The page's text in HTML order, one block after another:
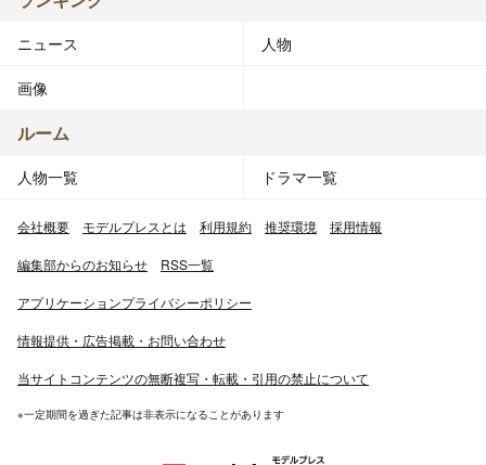
ニュース 人物
画像
ルーム
人物一覧 ドラマ一覧
会社概要 モデルプレスとは 利用規約 推奨環境 採用情報
編集部からのお知らせ RSS一覧
アプリケーションプライバシーポリシー
情報提供・広告掲載・お問い合わせ
当サイトコンテンツの無断複写・転載・引用の禁止について
※一定期間を過ぎた記事は非表示になることがあります